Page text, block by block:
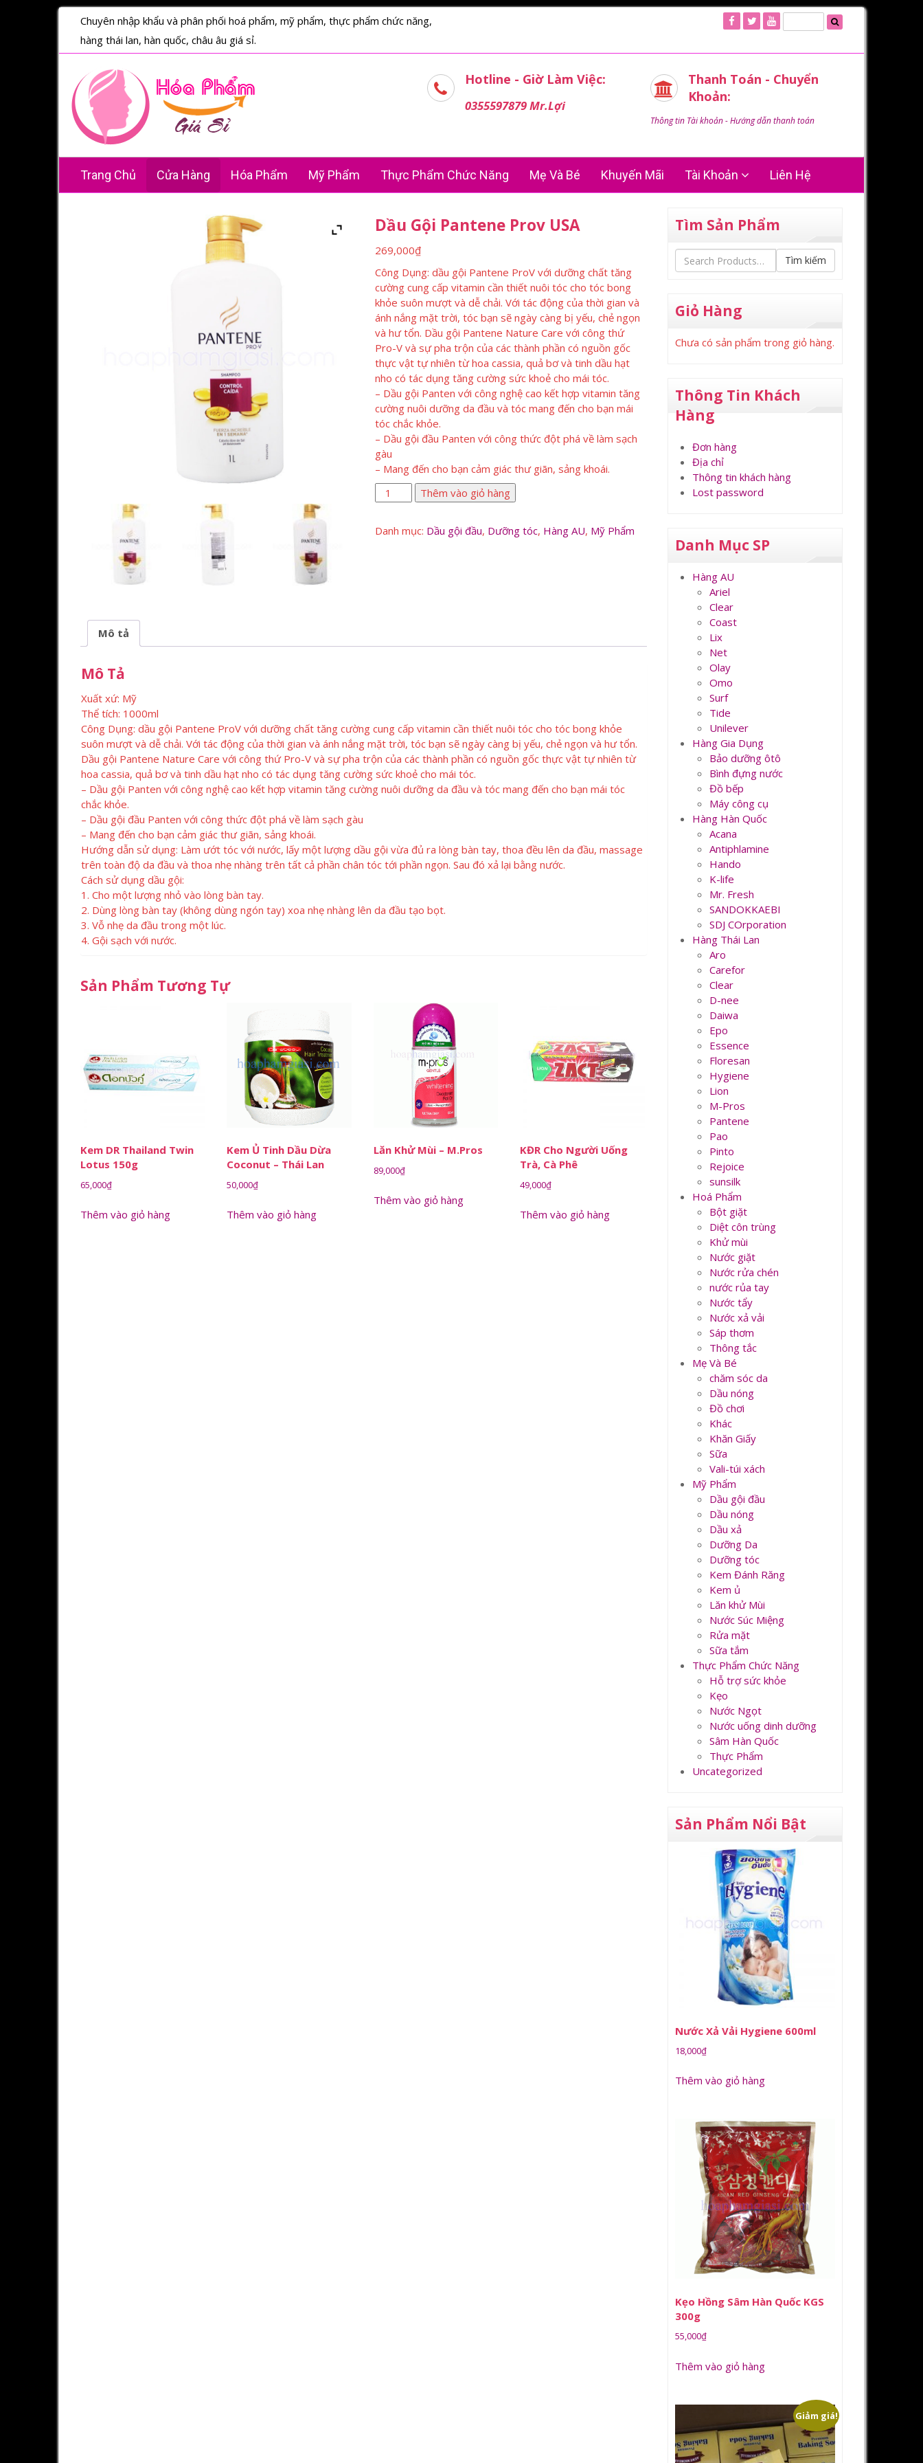
Chuyên nhập khẩu và phân phối hoá phẩm, mỹ phẩm, thực phẩm chức năng,
hàng thái lan, hàn quốc, châu âu giá sỉ.
Hotline - Giờ Làm Việc:
0355597879 Mr.Lợi
Thanh Toán - Chuyển
Khoản:
Thông tin Tài khoản - Hướng dẫn thanh toán
Trang Chủ Cửa Hàng Hóa Phẩm Mỹ Phẩm Thực Phẩm Chức Năng Mẹ Và Bé Khuyến Mãi Tài Khoản Liên Hệ
Dầu Gội Pantene Prov USA
269,000₫
Công Dụng: dầu gội Pantene ProV với dưỡng chất tăng
cường cung cấp vitamin cần thiết nuôi tóc cho tóc bong
khỏe suôn mượt và dễ chải. Với tác động của thời gian và
ánh nắng mặt trời, tóc bạn sẽ ngày càng bị yếu, chẻ ngọn
và hư tổn. Dầu gội Pantene Nature Care với công thứ
Pro-V và sự pha trộn của các thành phần có nguồn gốc
thực vật tự nhiên từ hoa cassia, quả bơ và tinh dầu hạt
nho có tác dụng tăng cường sức khoẻ cho mái tóc.
– Dầu gội Panten với công nghệ cao kết hợp vitamin tăng
cường nuôi dưỡng da đầu và tóc mang đến cho bạn mái
tóc chắc khỏe.
– Dầu gội đầu Panten với công thức đột phá về làm sạch
gàu
– Mang đến cho bạn cảm giác thư giãn, sảng khoái.
Dầu
Gội
Prov
Thêm vào giỏ hàng
Danh mục: Dầu gội đầu, Dưỡng tóc, Hàng AU, Mỹ Phẩm
Mô tả
Mô Tả
Xuất xứ: Mỹ
Thể tích: 1000ml
Công Dụng: dầu gội Pantene ProV với dưỡng chất tăng cường cung cấp vitamin cần thiết nuôi tóc cho tóc bong khỏe
suôn mượt và dễ chải. Với tác động của thời gian và ánh nắng mặt trời, tóc bạn sẽ ngày càng bị yếu, chẻ ngọn và hư tổn.
Dầu gội Pantene Nature Care với công thứ Pro-V và sự pha trộn của các thành phần có nguồn gốc thực vật tự nhiên từ
hoa cassia, quả bơ và tinh dầu hạt nho có tác dụng tăng cường sức khoẻ cho mái tóc.
– Dầu gội Panten với công nghệ cao kết hợp vitamin tăng cường nuôi dưỡng da đầu và tóc mang đến cho bạn mái tóc
chắc khỏe.
– Dầu gội đầu Panten với công thức đột phá về làm sạch gàu
– Mang đến cho bạn cảm giác thư giãn, sảng khoái.
Hướng dẫn sử dụng: Làm ướt tóc với nước, lấy một lượng dầu gội vừa đủ ra lòng bàn tay, thoa đều lên da đầu, massage
trên toàn độ da đầu và thoa nhẹ nhàng trên tất cả phần chân tóc tới phần ngọn. Sau đó xả lại bằng nước.
Cách sử dụng dầu gội:
1. Cho một lượng nhỏ vào lòng bàn tay.
2. Dùng lòng bàn tay (không dùng ngón tay) xoa nhẹ nhàng lên da đầu tạo bọt.
3. Vỗ nhẹ da đầu trong một lúc.
4. Gội sạch với nước.
Sản Phẩm Tương Tự
Kem DR Thailand Twin
Lotus 150g
65,000₫
Thêm vào giỏ hàng
Kem Ủ Tinh Dầu Dừa
Coconut – Thái Lan
50,000₫
Thêm vào giỏ hàng
Lăn Khử Mùi – M.Pros
89,000₫
Thêm vào giỏ hàng
KĐR Cho Người Uống
Trà, Cà Phê
49,000₫
Thêm vào giỏ hàng
Tìm Sản Phẩm
Tìm kiếm
Giỏ Hàng
Chưa có sản phẩm trong giỏ hàng.
Thông Tin Khách
Hàng
Đơn hàng
Địa chỉ
Thông tin khách hàng
Lost password
Danh Mục SP
Hàng AU
Ariel
Clear
Coast
Lix
Net
Olay
Omo
Surf
Tide
Unilever
Hàng Gia Dụng
Bảo dưỡng ôtô
Bình đựng nước
Đồ bếp
Máy công cụ
Hàng Hàn Quốc
Acana
Antiphlamine
Hando
K-life
Mr. Fresh
SANDOKKAEBI
SDJ COrporation
Hàng Thái Lan
Aro
Carefor
Clear
D-nee
Daiwa
Epo
Essence
Floresan
Hygiene
Lion
M-Pros
Pantene
Pao
Pinto
Rejoice
sunsilk
Hoá Phẩm
Bột giặt
Diệt côn trùng
Khử mùi
Nước giặt
Nước rửa chén
nước rủa tay
Nước tẩy
Nước xả vải
Sáp thơm
Thông tắc
Mẹ Và Bé
chăm sóc da
Dầu nóng
Đồ chơi
Khác
Khăn Giấy
Sữa
Vali-túi xách
Mỹ Phẩm
Dầu gội đầu
Dầu nóng
Dầu xả
Dưỡng Da
Dưỡng tóc
Kem Đánh Răng
Kem ủ
Lăn khử Mùi
Nước Súc Miệng
Rửa mặt
Sữa tắm
Thực Phẩm Chức Năng
Hỗ trợ sức khỏe
Kẹo
Nước Ngọt
Nước uống dinh dưỡng
Sâm Hàn Quốc
Thực Phẩm
Uncategorized
Sản Phẩm Nổi Bật
Nước Xả Vải Hygiene 600ml
18,000₫
Thêm vào giỏ hàng
Kẹo Hồng Sâm Hàn Quốc KGS
300g
55,000₫
Thêm vào giỏ hàng
Giảm giá!